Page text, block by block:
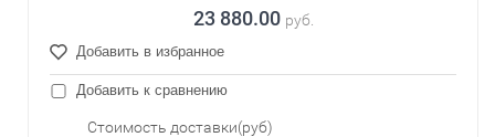
23 880.00 руб.
Добавить в избранное
Добавить к сравнению
Стоимость доставки(руб)